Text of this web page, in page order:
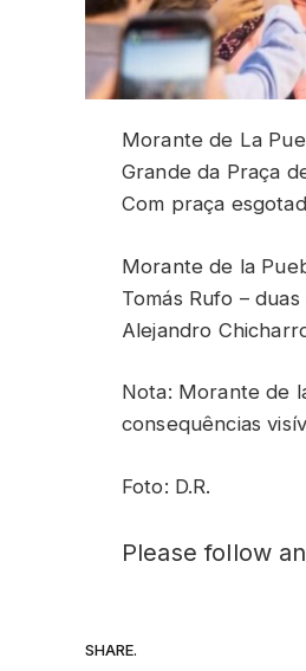
Morante de La
Grande da Praça
Com praça
Morante de la
Tomás Rufo –
Alejandro
Nota: Morante de
consequências
Foto: D.R.
Please follow
SHARE.